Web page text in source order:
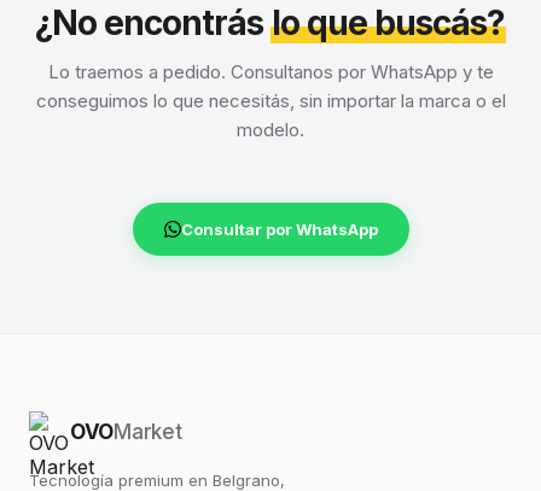
¿No encontráslo que buscás?
Lo traemos a pedido. Consultanos por WhatsApp y te
conseguimos lo que necesitás, sin importar la marca o el
modelo.
Consultar por WhatsApp
OVOMarket
Tecnología premium en Belgrano,